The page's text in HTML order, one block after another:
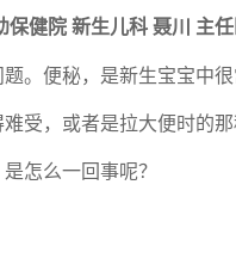
保健院 新生儿科 聂川 主
。便秘，是新生宝宝中
受，或者是拉大便时的
怎么一回事呢？